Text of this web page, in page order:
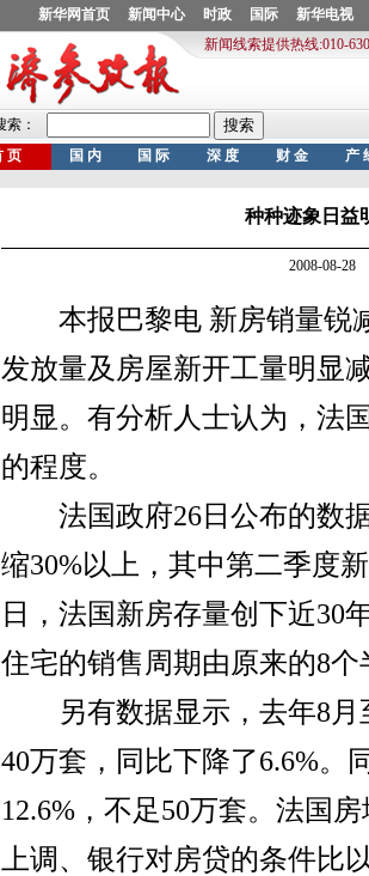
种种迹象日益
2008-08-28
本报巴黎电 新房销量锐
发放量及房屋新开工量明显
明显。有分析人士认为，法
的程度。
法国政府26日公布的数据
缩30%以上，其中第二季度
日，法国新房存量创下近30
住宅的销售周期由原来的8
另有数据显示，去年8月
40万套，同比下降了6.6%。
12.6%，不足50万套。法国
上调、银行对房贷的条件比